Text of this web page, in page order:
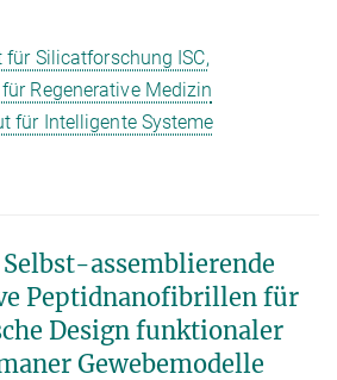
Silicatforschung ISC,
Regenerative Medizin
für Intelligente Systeme
assemblierende
Peptidnanofibrillen für
Design funktionaler
Gewebemodelle